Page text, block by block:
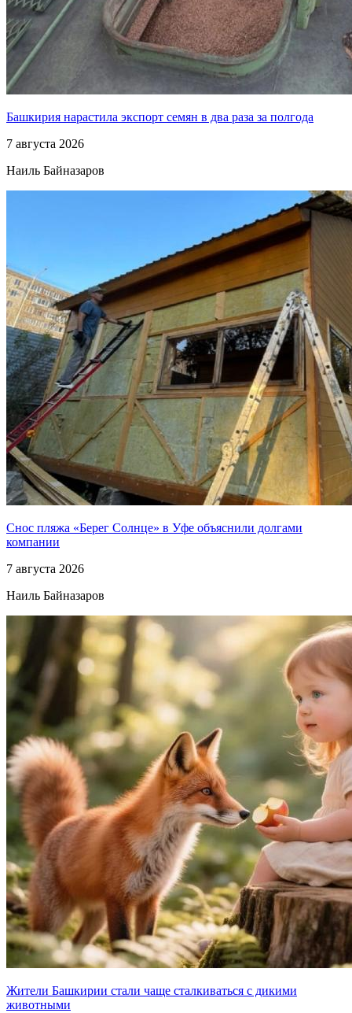
Башкирия нарастила экспорт семян в два раза за полгода
7 августа 2026
Наиль Байназаров
Снос пляжа «Берег Солнце» в Уфе объяснили долгами
компании
7 августа 2026
Наиль Байназаров
Жители Башкирии стали чаще сталкиваться с дикими
животными